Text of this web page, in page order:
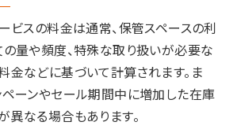
ビスの料金は通常、保管スペースの利
の量や頻度、特殊な取り扱いが必要な
金などに基づいて計算されます。ま
ペーンやセール期間中に増加した在庫
異なる場合もあります。